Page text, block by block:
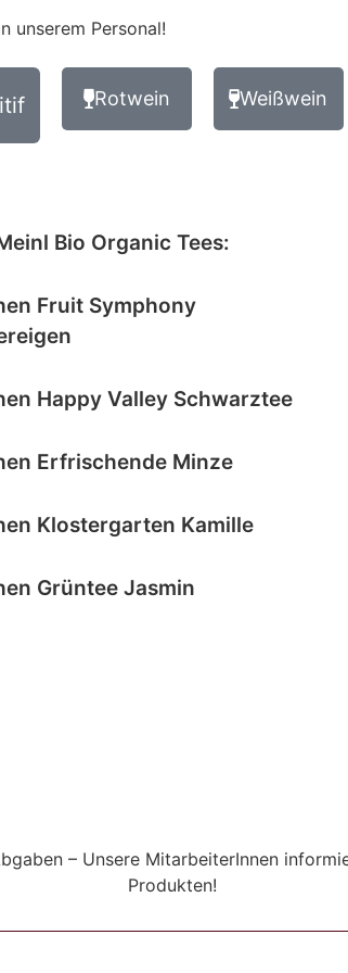
unserem Personal!
Rotwein Weißwein
Bio Organic Tees:
Fruit Symphony
Happy Valley Schwarztee
Erfrischende Minze
Klostergarten Kamille
Grüntee Jasmin
– Unsere MitarbeiterInnen
Produkten!